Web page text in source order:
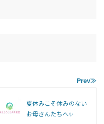
Prev≫
夏休みこそ休みのない
お母さんたちへ✨